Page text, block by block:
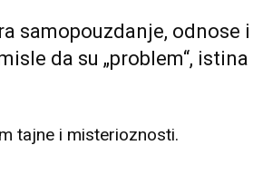
samopouzdanje, odnose i
da su „problem“, istina
tajne i misterioznosti.